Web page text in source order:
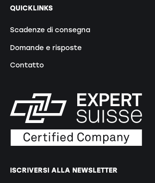
QUICKLINKS
Scadenze di consegna
Domande e risposte
Contatto
ISCRIVERSI ALLA NEWSLETTER